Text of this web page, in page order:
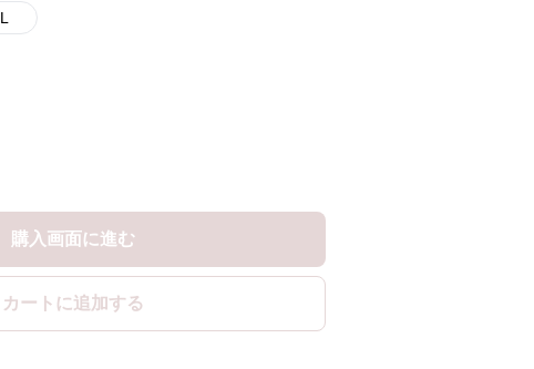
L
購入画面に進む
カートに追加する